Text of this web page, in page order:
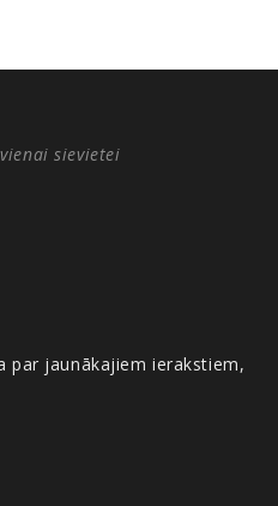
sievietei
par jaunākajiem ierakstiem,